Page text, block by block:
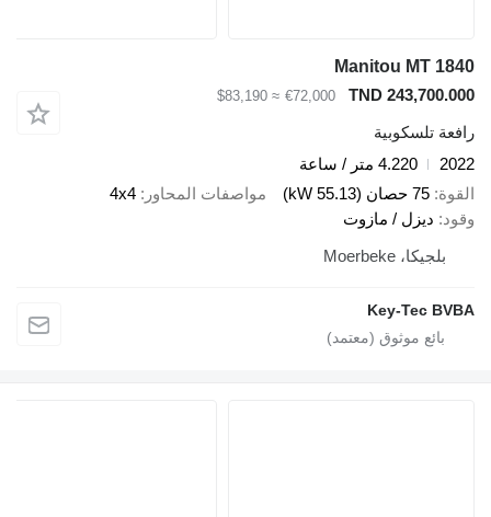
Manitou MT 1840
TND 243,700.000
€72,000
≈ $83,190
رافعة تلسكوبية
2022
4.220 متر / ساعة
القوة 75 حصان (55.13 kW) مواصفات المحاور
4x4
وقود ديزل / مازوت
بلجيكا، Moerbeke
Key-Tec BVBA